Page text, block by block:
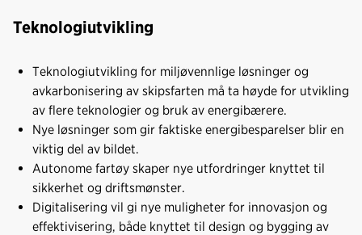
Teknologiutvikling
Teknologiutvikling for miljøvennlige løsninger og
avkarbonisering av skipsfarten må ta høyde for utvikling
av flere teknologier og bruk av energibærere.
Nye løsninger som gir faktiske energibesparelser blir en
viktig del av bildet.
Autonome fartøy skaper nye utfordringer knyttet til
sikkerhet og driftsmønster.
Digitalisering vil gi nye muligheter for innovasjon og
effektivisering, både knyttet til design og bygging av